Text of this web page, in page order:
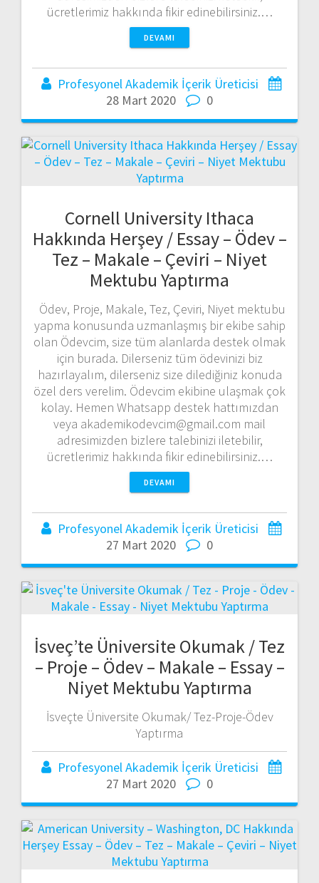
ücretlerimiz hakkında fikir edinebilirsiniz.…
DEVAMI
Profesyonel Akademik İçerik Üreticisi
28 Mart 2020
0
Cornell University Ithaca
Hakkında Herşey / Essay – Ödev –
Tez – Makale – Çeviri – Niyet
Mektubu Yaptırma
Ödev, Proje, Makale, Tez, Çeviri, Niyet mektubu
yapma konusunda uzmanlaşmış bir ekibe sahip
olan Ödevcim, size tüm alanlarda destek olmak
için burada. Dilerseniz tüm ödevinizi biz
hazırlayalım, dilerseniz size dilediğiniz konuda
özel ders verelim. Ödevcim ekibine ulaşmak çok
kolay. Hemen Whatsapp destek hattımızdan
veya akademikodevcim@gmail.com mail
adresimizden bizlere talebinizi iletebilir,
ücretlerimiz hakkında fikir edinebilirsiniz.…
DEVAMI
Profesyonel Akademik İçerik Üreticisi
27 Mart 2020
0
İsveç’te Üniversite Okumak / Tez
– Proje – Ödev – Makale – Essay –
Niyet Mektubu Yaptırma
İsveçte Üniversite Okumak/ Tez-Proje-Ödev
Yaptırma
Profesyonel Akademik İçerik Üreticisi
27 Mart 2020
0